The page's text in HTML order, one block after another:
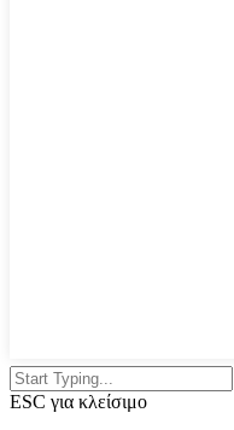
ESC για κλείσιμο